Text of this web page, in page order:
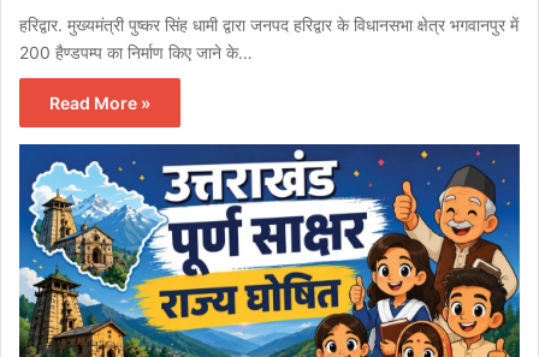
हरिद्वार. मुख्यमंत्री पुष्कर सिंह धामी द्वारा जनपद हरिद्वार के विधानसभा क्षेत्र भगवानपुर में
200 हैण्डपम्प का निर्माण किए जाने के…
Read More »